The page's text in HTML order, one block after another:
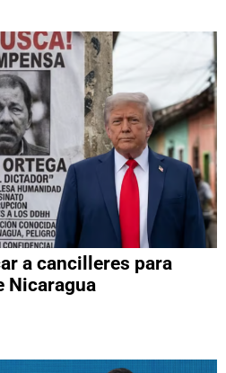
a cancilleres para
Nicaragua